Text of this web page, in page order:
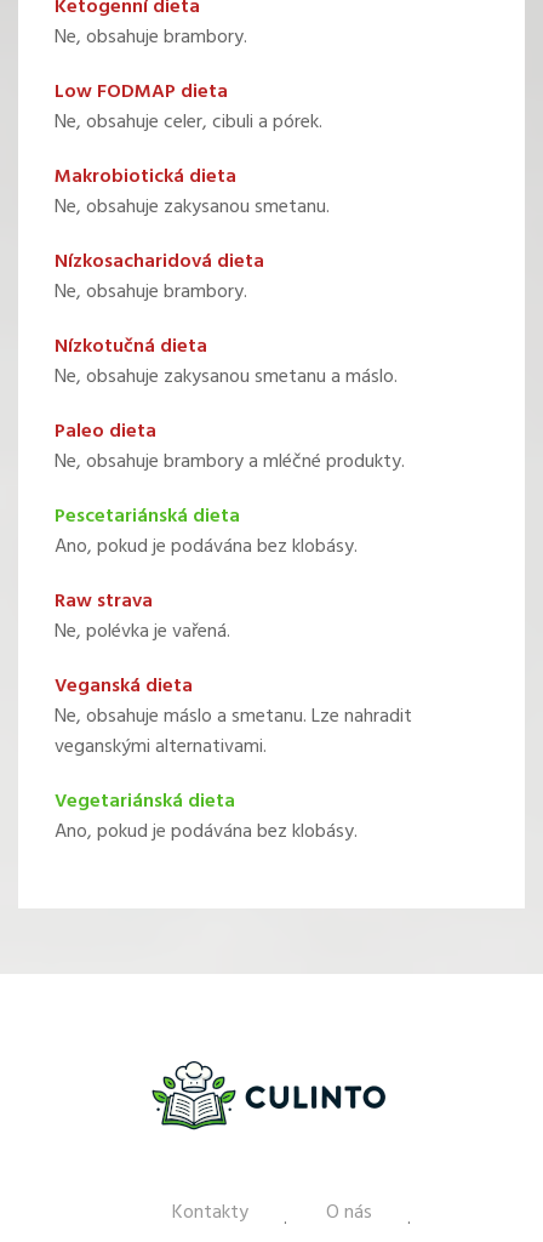
Ketogenní dieta
Ne, obsahuje brambory.
Low FODMAP dieta
Ne, obsahuje celer, cibuli a pórek.
Makrobiotická dieta
Ne, obsahuje zakysanou smetanu.
Nízkosacharidová dieta
Ne, obsahuje brambory.
Nízkotučná dieta
Ne, obsahuje zakysanou smetanu a máslo.
Paleo dieta
Ne, obsahuje brambory a mléčné produkty.
Pescetariánská dieta
Ano, pokud je podávána bez klobásy.
Raw strava
Ne, polévka je vařená.
Veganská dieta
Ne, obsahuje máslo a smetanu. Lze nahradit
veganskými alternativami.
Vegetariánská dieta
Ano, pokud je podávána bez klobásy.
Kontakty
O nás